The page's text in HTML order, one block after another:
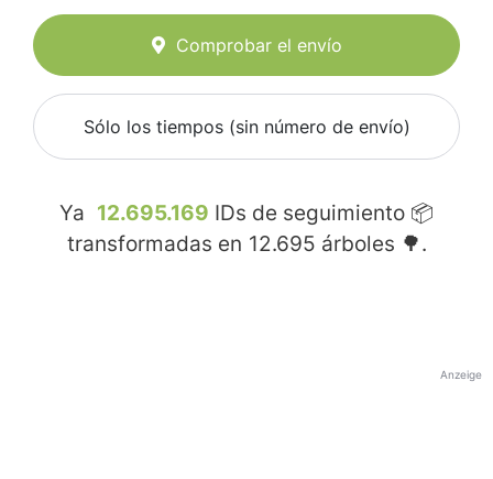
Comprobar el envío
Sólo los tiempos (sin número de envío)
Ya 12.695.169 IDs de seguimiento 📦
transformadas en 12.695 árboles 🌳.
Anzeige